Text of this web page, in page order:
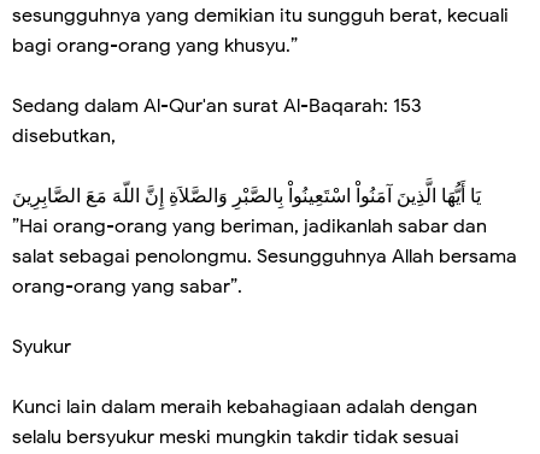
sesungguhnya yang demikian itu sungguh berat, kecuali
bagi orang-orang yang khusyu.”
Sedang dalam Al-Qur'an surat Al-Baqarah: 153
disebutkan,
يَا أَيُّهَا الَّذِينَ آمَنُواْ اسْتَعِينُواْ بِالصَّبْرِ وَالصَّلاَةِ إِنَّ اللّهَ مَعَ الصَّابِرِينَ
”Hai orang-orang yang beriman, jadikanlah sabar dan
salat sebagai penolongmu. Sesungguhnya Allah bersama
orang-orang yang sabar”.
Syukur
Kunci lain dalam meraih kebahagiaan adalah dengan
selalu bersyukur meski mungkin takdir tidak sesuai